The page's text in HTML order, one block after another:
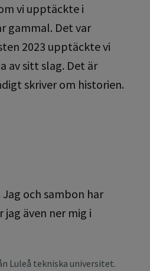
vi upptäckte i
gammal. Det var
2023 upptäckte vi
av sitt slag. Det är
skriver om historien.
och sambon har
även ner mig i
Luleå tekniska universitet.